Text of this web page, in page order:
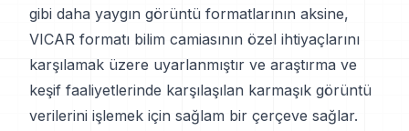
gibi daha yaygın görüntü formatlarının aksine,
VICAR formatı bilim camiasının özel ihtiyaçlarını
karşılamak üzere uyarlanmıştır ve araştırma ve
keşif faaliyetlerinde karşılaşılan karmaşık görüntü
verilerini işlemek için sağlam bir çerçeve sağlar.